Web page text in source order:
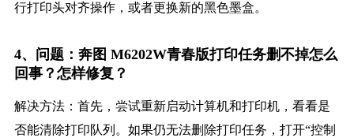
行打印头对齐操作，或者更换新的黑色墨盒。
4、问题：奔图 M6202W青春版打印任务删不掉怎么
回事？怎样修复？
解决方法：首先，尝试重新启动计算机和打印机，看看是
否能清除打印队列。如果仍无法删除打印任务，打开“控制